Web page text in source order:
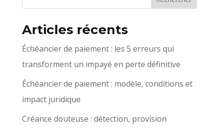
Articles récents
Échéancier de paiement : les 5 erreurs qui
transforment un impayé en perte définitive
Échéancier de paiement : modèle, conditions et
impact juridique
Créance douteuse : détection, provision